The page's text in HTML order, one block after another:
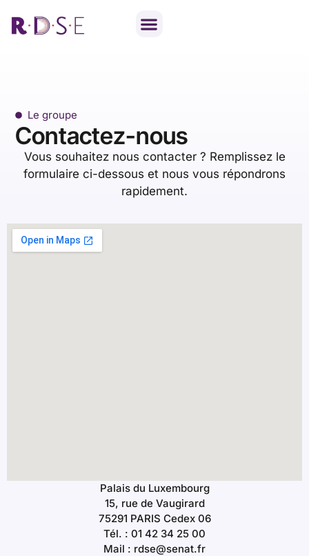
Le groupe
Contactez-nous
Vous souhaitez nous contacter ? Remplissez le
formulaire ci-dessous et nous vous répondrons
rapidement.
Palais du Luxembourg
15, rue de Vaugirard
75291 PARIS Cedex 06
Tél. : 01 42 34 25 00
Mail : rdse@senat.fr